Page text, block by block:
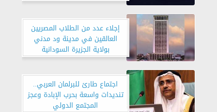
إجلاء عدد من الطلاب المصريين
العالقين في مدينة ود مدني
بولاية الجزيرة السودانية
اجتماع طارئ للبرلمان العربي..
تنديدات واسعة بحرب الإبادة وعجز
المجتمع الدولي